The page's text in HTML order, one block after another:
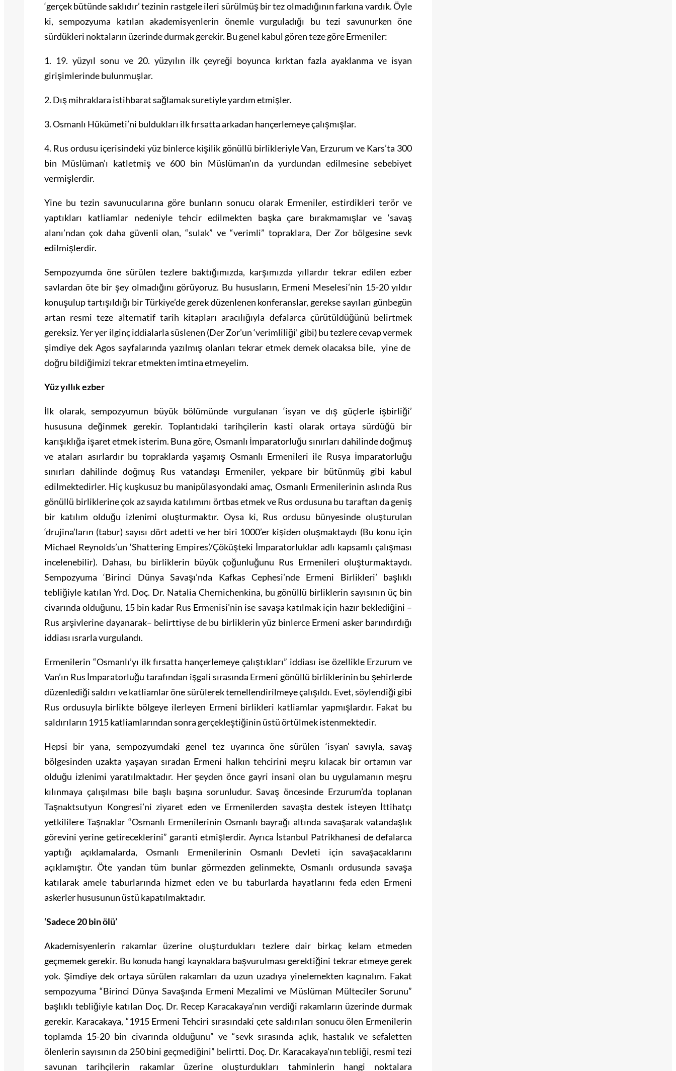
‘gerçek bütünde saklıdır’ tezinin rastgele ileri sürülmüş bir tez olmadığının farkına vardık. Öyle
ki, sempozyuma katılan akademisyenlerin önemle vurguladığı bu tezi savunurken öne
sürdükleri noktaların üzerinde durmak gerekir. Bu genel kabul gören teze göre Ermeniler:
1. 19. yüzyıl sonu ve 20. yüzyılın ilk çeyreği boyunca kırktan fazla ayaklanma ve isyan
girişimlerinde bulunmuşlar.
2. Dış mihraklara istihbarat sağlamak suretiyle yardım etmişler.
3. Osmanlı Hükümeti’ni buldukları ilk fırsatta arkadan hançerlemeye çalışmışlar.
4. Rus ordusu içerisindeki yüz binlerce kişilik gönüllü birlikleriyle Van, Erzurum ve Kars’ta 300
bin Müslüman’ı katletmiş ve 600 bin Müslüman’ın da yurdundan edilmesine sebebiyet
vermişlerdir.
Yine bu tezin savunucularına göre bunların sonucu olarak Ermeniler, estirdikleri terör ve
yaptıkları katliamlar nedeniyle tehcir edilmekten başka çare bırakmamışlar ve ‘savaş
alanı’ndan çok daha güvenli olan, “sulak” ve “verimli” topraklara, Der Zor bölgesine sevk
edilmişlerdir.
Sempozyumda öne sürülen tezlere baktığımızda, karşımızda yıllardır tekrar edilen ezber
savlardan öte bir şey olmadığını görüyoruz. Bu hususların, Ermeni Meselesi’nin 15-20 yıldır
konuşulup tartışıldığı bir Türkiye’de gerek düzenlenen konferanslar, gerekse sayıları günbegün
artan resmi teze alternatif tarih kitapları aracılığıyla defalarca çürütüldüğünü belirtmek
gereksiz. Yer yer ilginç iddialarla süslenen (Der Zor’un ‘verimliliği’ gibi) bu tezlere cevap vermek
şimdiye dek Agos sayfalarında yazılmış olanları tekrar etmek demek olacaksa bile, yine de
doğru bildiğimizi tekrar etmekten imtina etmeyelim.
Yüz yıllık ezber
İlk olarak, sempozyumun büyük bölümünde vurgulanan ‘isyan ve dış güçlerle işbirliği’
hususuna değinmek gerekir. Toplantıdaki tarihçilerin kasti olarak ortaya sürdüğü bir
karışıklığa işaret etmek isterim. Buna göre, Osmanlı İmparatorluğu sınırları dahilinde doğmuş
ve ataları asırlardır bu topraklarda yaşamış Osmanlı Ermenileri ile Rusya İmparatorluğu
sınırları dahilinde doğmuş Rus vatandaşı Ermeniler, yekpare bir bütünmüş gibi kabul
edilmektedirler. Hiç kuşkusuz bu manipülasyondaki amaç, Osmanlı Ermenilerinin aslında Rus
gönüllü birliklerine çok az sayıda katılımını örtbas etmek ve Rus ordusuna bu taraftan da geniş
bir katılım olduğu izlenimi oluşturmaktır. Oysa ki, Rus ordusu bünyesinde oluşturulan
‘drujina’ların (tabur) sayısı dört adetti ve her biri 1000’er kişiden oluşmaktaydı (Bu konu için
Michael Reynolds’un ‘Shattering Empires’/Çöküşteki İmparatorluklar adlı kapsamlı çalışması
incelenebilir). Dahası, bu birliklerin büyük çoğunluğunu Rus Ermenileri oluşturmaktaydı.
Sempozyuma ‘Birinci Dünya Savaşı’nda Kafkas Cephesi’nde Ermeni Birlikleri’ başlıklı
tebliğiyle katılan Yrd. Doç. Dr. Natalia Chernichenkina, bu gönüllü birliklerin sayısının üç bin
civarında olduğunu, 15 bin kadar Rus Ermenisi’nin ise savaşa katılmak için hazır beklediğini –
Rus arşivlerine dayanarak– belirttiyse de bu birliklerin yüz binlerce Ermeni asker barındırdığı
iddiası ısrarla vurgulandı.
Ermenilerin “Osmanlı’yı ilk fırsatta hançerlemeye çalıştıkları” iddiası ise özellikle Erzurum ve
Van’ın Rus İmparatorluğu tarafından işgali sırasında Ermeni gönüllü birliklerinin bu şehirlerde
düzenlediği saldırı ve katliamlar öne sürülerek temellendirilmeye çalışıldı. Evet, söylendiği gibi
Rus ordusuyla birlikte bölgeye ilerleyen Ermeni birlikleri katliamlar yapmışlardır. Fakat bu
saldırıların 1915 katliamlarından sonra gerçekleştiğinin üstü örtülmek istenmektedir.
Hepsi bir yana, sempozyumdaki genel tez uyarınca öne sürülen ‘isyan’ savıyla, savaş
bölgesinden uzakta yaşayan sıradan Ermeni halkın tehcirini meşru kılacak bir ortamın var
olduğu izlenimi yaratılmaktadır. Her şeyden önce gayri insani olan bu uygulamanın meşru
kılınmaya çalışılması bile başlı başına sorunludur. Savaş öncesinde Erzurum’da toplanan
Taşnaktsutyun Kongresi’ni ziyaret eden ve Ermenilerden savaşta destek isteyen İttihatçı
yetkililere Taşnaklar “Osmanlı Ermenilerinin Osmanlı bayrağı altında savaşarak vatandaşlık
görevini yerine getireceklerini” garanti etmişlerdir. Ayrıca İstanbul Patrikhanesi de defalarca
yaptığı açıklamalarda, Osmanlı Ermenilerinin Osmanlı Devleti için savaşacaklarını
açıklamıştır. Öte yandan tüm bunlar görmezden gelinmekte, Osmanlı ordusunda savaşa
katılarak amele taburlarında hizmet eden ve bu taburlarda hayatlarını feda eden Ermeni
askerler hususunun üstü kapatılmaktadır.
‘Sadece 20 bin ölü’
Akademisyenlerin rakamlar üzerine oluşturdukları tezlere dair birkaç kelam etmeden
geçmemek gerekir. Bu konuda hangi kaynaklara başvurulması gerektiğini tekrar etmeye gerek
yok. Şimdiye dek ortaya sürülen rakamları da uzun uzadıya yinelemekten kaçınalım. Fakat
sempozyuma “Birinci Dünya Savaşında Ermeni Mezalimi ve Müslüman Mülteciler Sorunu”
başlıklı tebliğiyle katılan Doç. Dr. Recep Karacakaya’nın verdiği rakamların üzerinde durmak
gerekir. Karacakaya, “1915 Ermeni Tehciri sırasındaki çete saldırıları sonucu ölen Ermenilerin
toplamda 15-20 bin civarında olduğunu” ve “sevk sırasında açlık, hastalık ve sefaletten
ölenlerin sayısının da 250 bini geçmediğini” belirtti. Doç. Dr. Karacakaya’nın tebliği, resmi tezi
savunan tarihçilerin rakamlar üzerine oluşturdukları tahminlerin hangi noktalara